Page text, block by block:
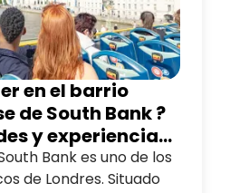
en el barrio
de South Bank ?
y experiencias
perder
Bank es uno de los
de Londres. Situado